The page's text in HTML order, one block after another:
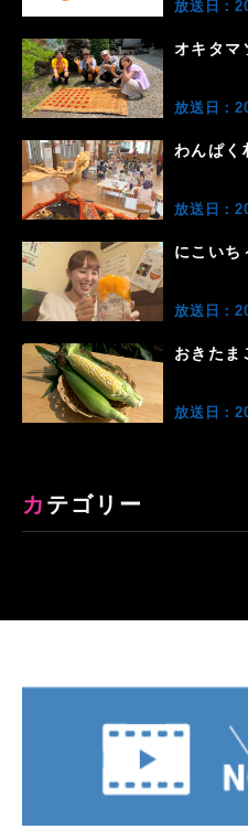
放送日：
オキタマ
放送日：
わんぱく
放送日：
にこいち
放送日：
おきたま
放送日：
カテゴリー